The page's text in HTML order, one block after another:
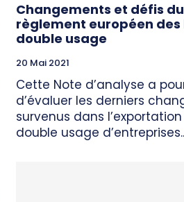
Changements et défis
règlement européen des
double usage
20 Mai 2021
Cette Note d’analyse a
d’évaluer les derniers
survenus dans
double usage